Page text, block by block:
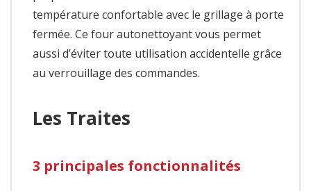
température confortable avec le grillage à porte
fermée. Ce four autonettoyant vous permet
aussi d’éviter toute utilisation accidentelle grâce
au verrouillage des commandes.
Les Traites
3 principales fonctionnalités